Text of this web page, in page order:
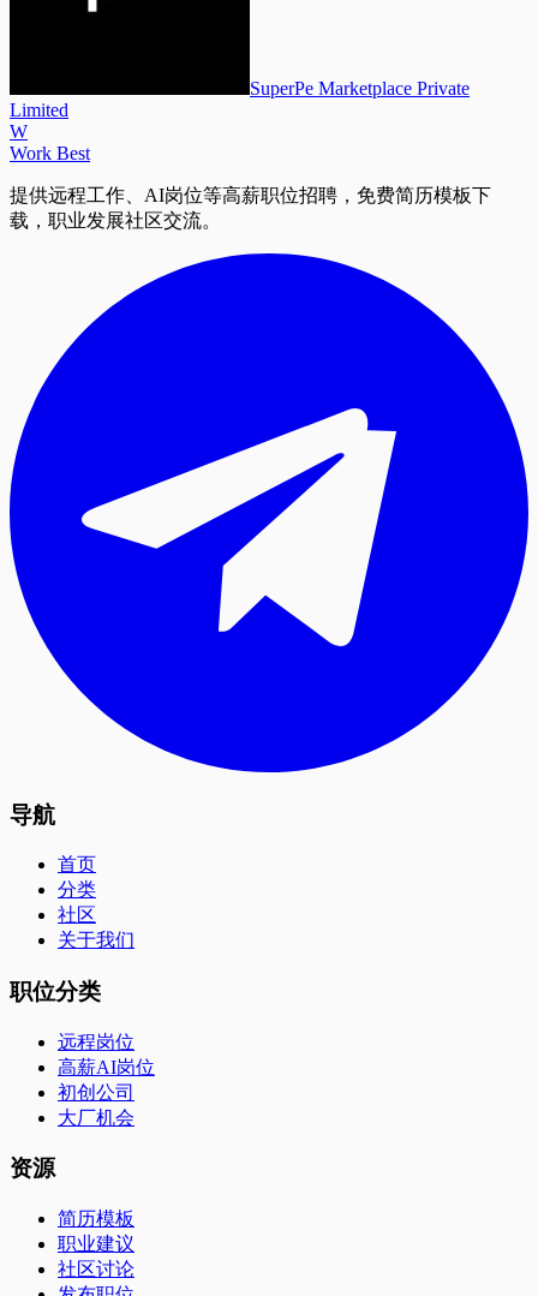
SuperPe Marketplace Private
Limited
W
Work Best
提供远程工作、AI岗位等高薪职位招聘，免费简历模板下
载，职业发展社区交流。
导航
首页
分类
社区
关于我们
职位分类
远程岗位
高薪AI岗位
初创公司
大厂机会
资源
简历模板
职业建议
社区讨论